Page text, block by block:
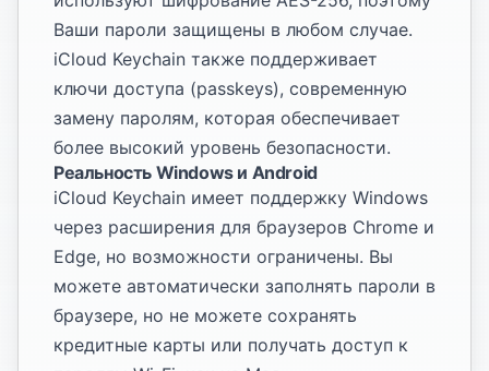
Ваши пароли защищены в любом случае.
iCloud Keychain также поддерживает
ключи доступа (passkeys), современную
замену паролям, которая обеспечивает
более высокий уровень безопасности.
Реальность Windows и Android
iCloud Keychain имеет поддержку Windows
через расширения для браузеров Chrome и
Edge, но возможности ограничены. Вы
можете автоматически заполнять пароли в
браузере, но не можете сохранять
кредитные карты или получать доступ к